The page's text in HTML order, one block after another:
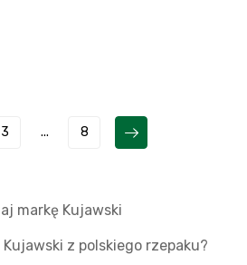
3 ... 8
markę Kujawski
z polskiego rzepaku?